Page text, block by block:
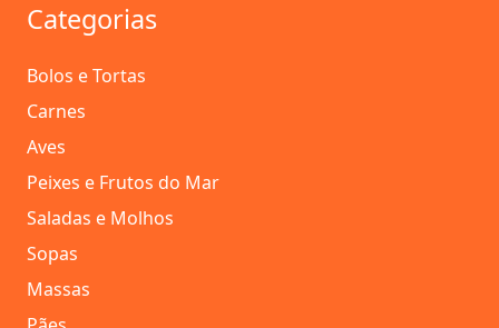
Categorias
Bolos e Tortas
Carnes
Aves
Peixes e Frutos do Mar
Saladas e Molhos
Sopas
Massas